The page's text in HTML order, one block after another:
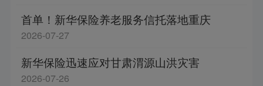
首单！新华保险养老服务信托落地重庆
2026-07-27
新华保险迅速应对甘肃渭源山洪灾害
2026-07-26